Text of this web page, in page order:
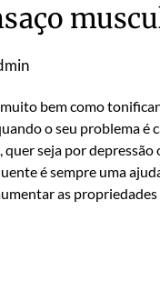
bem como
o seu problema é
seja por depressão
é sempre uma
as